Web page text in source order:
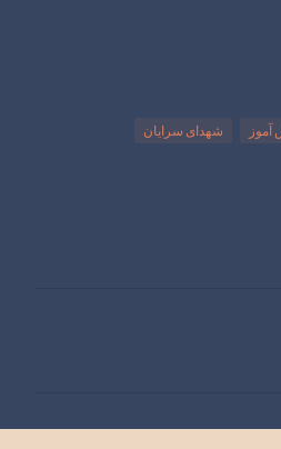
آموز شهدای سرایان